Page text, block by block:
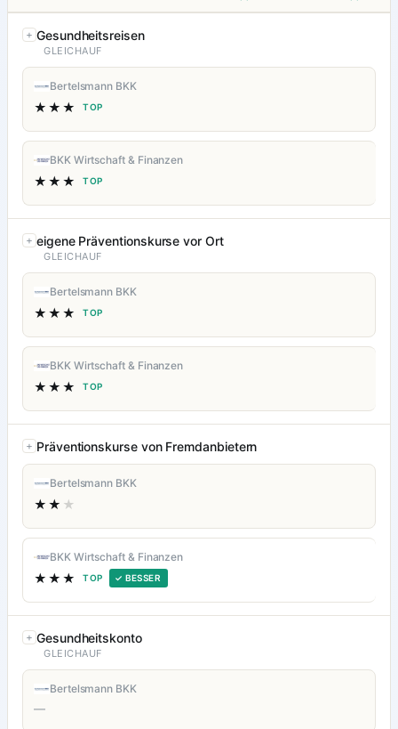
Gesundheitsreisen
GLEICHAUF
Bertelsmann BKK
★★★ TOP
BKK Wirtschaft & Finanzen
★★★ TOP
eigene Präventionskurse vor Ort
GLEICHAUF
Bertelsmann BKK
★★★ TOP
BKK Wirtschaft & Finanzen
★★★ TOP
Präventionskurse von Fremdanbietern
Bertelsmann BKK
★★ ★
BKK Wirtschaft & Finanzen
★★★ TOP ✓ BESSER
Gesundheitskonto
GLEICHAUF
Bertelsmann BKK
—